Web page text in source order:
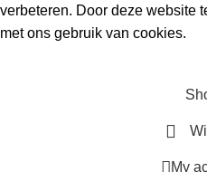
verbeteren. Door deze website
met ons gebruik van cookies.
My